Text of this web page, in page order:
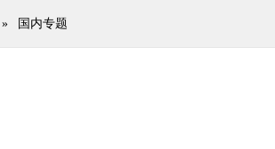
» 国内专题